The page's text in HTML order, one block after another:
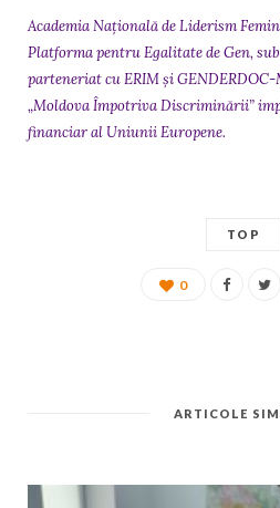
Academia Națională de Liderism
Platforma pentru Egalitate de Gen,
parteneriat cu ERIM și
„Moldova Împotriva Discriminării”
financiar al Uniunii Europene.
TOP
0
ARTICOLE